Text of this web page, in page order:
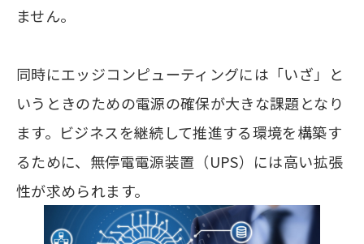
ません。
同時にエッジコンピューティングには「いざ」と
いうときのための電源の確保が大きな課題となり
ます。ビジネスを継続して推進する環境を構築す
るために、無停電電源装置（UPS）には高い拡張
性が求められます。